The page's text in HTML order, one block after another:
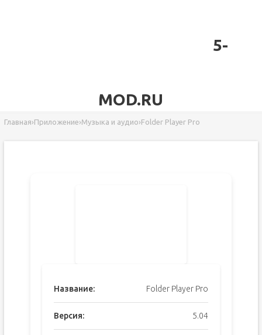
5-
MOD.RU
Главная›Приложение›Музыка и аудио›Folder Player Pro
Название: Folder Player Pro
Версия: 5.04